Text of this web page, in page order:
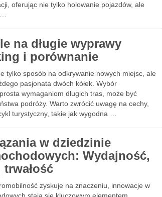
oferując nie tylko holowanie pojazdów, ale
na długie wyprawy
i porównanie
tylko sposób na odkrywanie nowych miejsc, ale
pasjonata dwóch kółek. Wybór
wymaganiom długich tras, może być
podróży. Warto zwrócić uwagę na cechy,
turystyczny, takie jak wygodna …
w dziedzinie
Wydajność,
trwałość
zyskuje na znaczeniu, innowacje w